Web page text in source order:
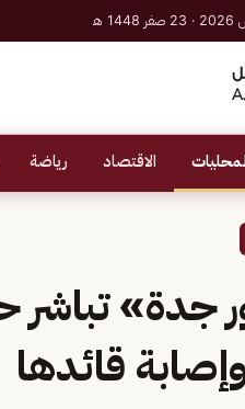
الاقتصاد رياضة
جدة»
وإصابة قائدها